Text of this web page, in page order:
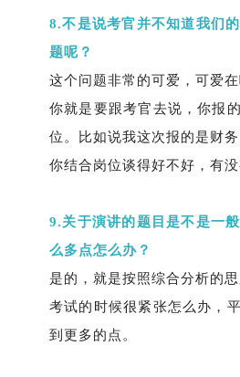
8.不是说考官并不知道我们
题呢？
这个问题非常的可爱，可爱
你就是要跟考官去说，你报
位。比如说我这次报的是财
你结合岗位谈得好不好，有
9.关于演讲的题目是不是一
么多点怎么办？
是的，就是按照综合分析的
考试的时候很紧张怎么办，
到更多的点。